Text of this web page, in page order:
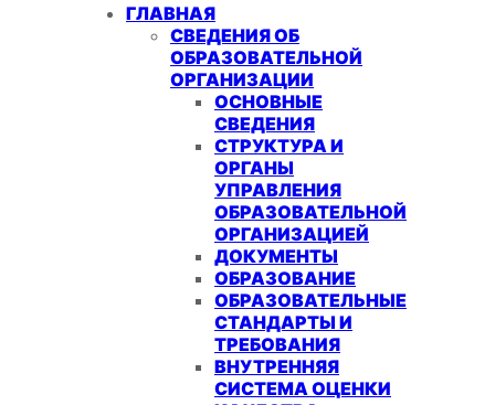
ГЛАВНАЯ
СВЕДЕНИЯ ОБ
ОБРАЗОВАТЕЛЬНОЙ
ОРГАНИЗАЦИИ
ОСНОВНЫЕ
СВЕДЕНИЯ
СТРУКТУРА И
ОРГАНЫ
УПРАВЛЕНИЯ
ОБРАЗОВАТЕЛЬНОЙ
ОРГАНИЗАЦИЕЙ
ДОКУМЕНТЫ
ОБРАЗОВАНИЕ
ОБРАЗОВАТЕЛЬНЫЕ
СТАНДАРТЫ И
ТРЕБОВАНИЯ
ВНУТРЕННЯЯ
СИСТЕМА ОЦЕНКИ